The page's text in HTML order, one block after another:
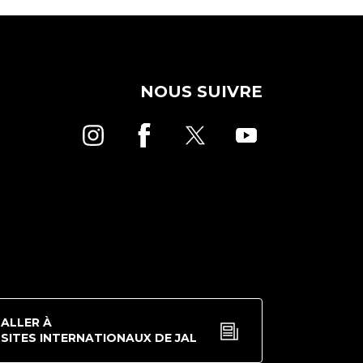
NOUS SUIVRE
ALLER À
SITES INTERNATIONAUX DE JAL